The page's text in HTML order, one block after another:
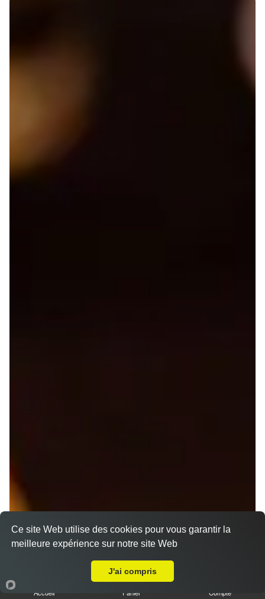
Accueil Panier Compte
Ce site Web utilise des cookies pour vous garantir la
meilleure expérience sur notre site Web
J'ai compris